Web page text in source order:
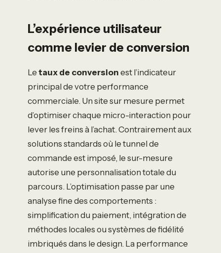
L’expérience utilisateur
comme levier de conversion
Le taux de conversion est l’indicateur
principal de votre performance
commerciale. Un site sur mesure permet
d’optimiser chaque micro-interaction pour
lever les freins à l’achat. Contrairement aux
solutions standards où le tunnel de
commande est imposé, le sur-mesure
autorise une personnalisation totale du
parcours. L’optimisation passe par une
analyse fine des comportements :
simplification du paiement, intégration de
méthodes locales ou systèmes de fidélité
imbriqués dans le design. La performance